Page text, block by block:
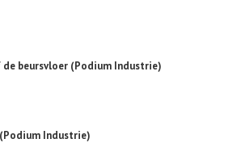
beursvloer (Podium Industrie)
Industrie)